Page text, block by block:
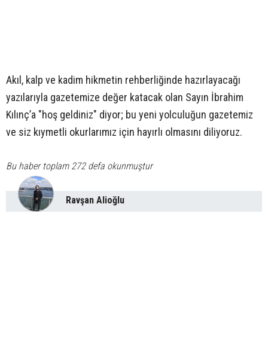
Akıl, kalp ve kadim hikmetin rehberliğinde hazırlayacağı
yazılarıyla gazetemize değer katacak olan Sayın İbrahim
Kılınç’a "hoş geldiniz" diyor; bu yeni yolculuğun gazetemiz
ve siz kıymetli okurlarımız için hayırlı olmasını diliyoruz.
Bu haber toplam 272 defa okunmuştur
Ravşan Alioğlu